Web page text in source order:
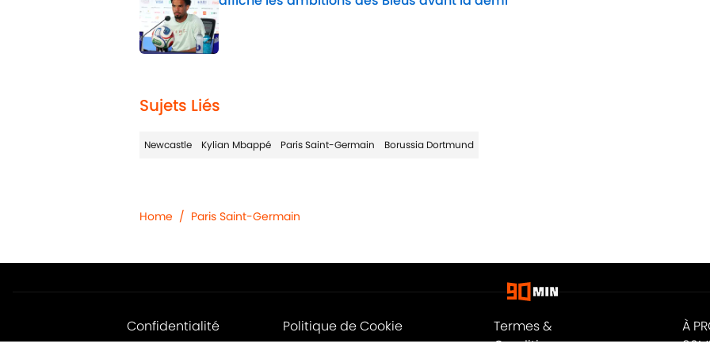
Sujets Liés
Newcastle Kylian Mbappé Paris Saint-Germain Borussia Dortmund
Home / Paris Saint-Germain
Confidentialité Politique de Cookie
Termes &
Conditions
À